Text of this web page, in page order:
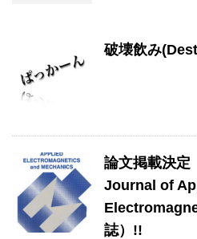
破壊飲み
論文掲載決
Journal of
誌）!!